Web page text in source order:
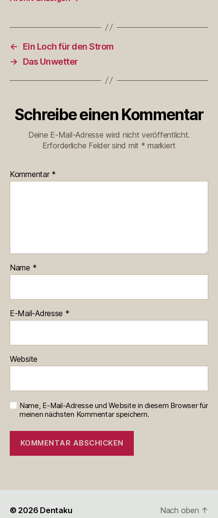
←
Ein Loch für den Strom
→
Das Unwetter
Schreibe einen Kommentar
Deine E-Mail-Adresse wird nicht veröffentlicht.
Erforderliche Felder sind mit * markiert
Kommentar *
Name *
E-Mail-Adresse *
Website
Name, E-Mail-Adresse und Website in diesem Browser für
meinen nächsten Kommentar speichern.
© 2026 Dentaku Nach oben ↑